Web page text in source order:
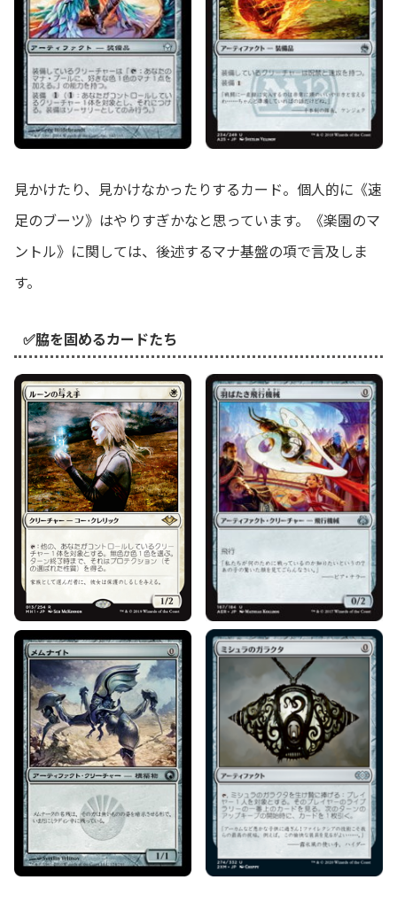
見かけたり、見かけなかったりするカード。個人的に《速
足のブーツ》はやりすぎかなと思っています。《楽園のマ
ントル》に関しては、後述するマナ基盤の項で言及しま
す。
✅脇を固めるカードたち